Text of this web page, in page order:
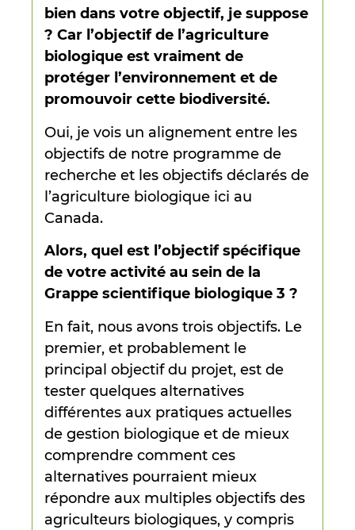
bien dans votre objectif, je suppose
? Car l’objectif de l’agriculture
biologique est vraiment de
protéger l’environnement et de
promouvoir cette biodiversité.
Oui, je vois un alignement entre les
objectifs de notre programme de
recherche et les objectifs déclarés de
l’agriculture biologique ici au
Canada.
Alors, quel est l’objectif spécifique
de votre activité au sein de la
Grappe scientifique biologique 3 ?
En fait, nous avons trois objectifs. Le
premier, et probablement le
principal objectif du projet, est de
tester quelques alternatives
différentes aux pratiques actuelles
de gestion biologique et de mieux
comprendre comment ces
alternatives pourraient mieux
répondre aux multiples objectifs des
agriculteurs biologiques, y compris